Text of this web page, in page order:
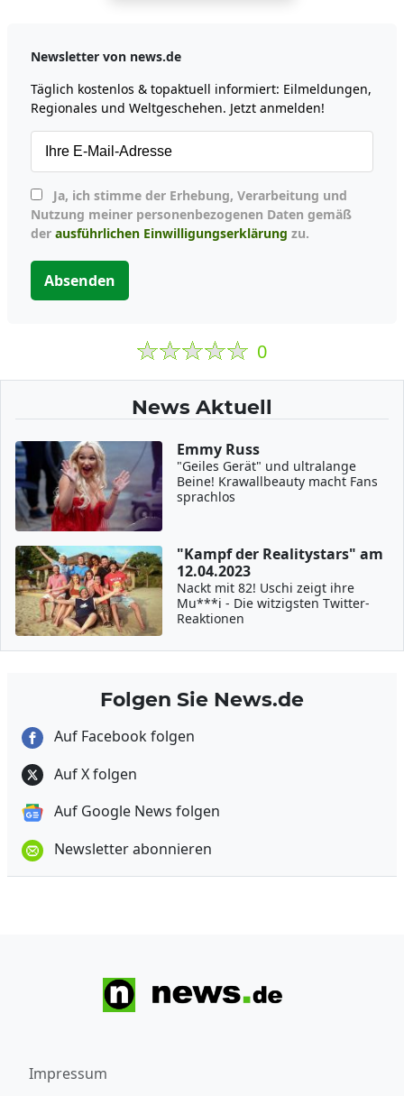
Newsletter von news.de
Täglich kostenlos & topaktuell informiert: Eilmeldungen,
Regionales und Weltgeschehen. Jetzt anmelden!
Nutzung meiner personenbezogenen Daten gemäß
der ausführlichen Einwilligungserklärung zu.
Absenden
0
News Aktuell
Emmy Russ
"Geiles Gerät" und ultralange
Beine! Krawallbeauty macht Fans
sprachlos
"Kampf der Realitystars" am
12.04.2023
Nackt mit 82! Uschi zeigt ihre
Mu***i - Die witzigsten Twitter-
Reaktionen
Folgen Sie News.de
Auf Facebook folgen
Auf X folgen
Auf Google News folgen
Newsletter abonnieren
Impressum